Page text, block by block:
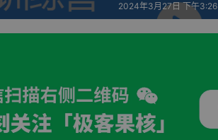
2024年3月27日 下午3:26